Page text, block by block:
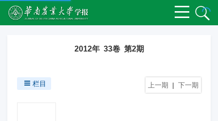
2012年 33卷 第2期
栏目 上一期 | 下一期